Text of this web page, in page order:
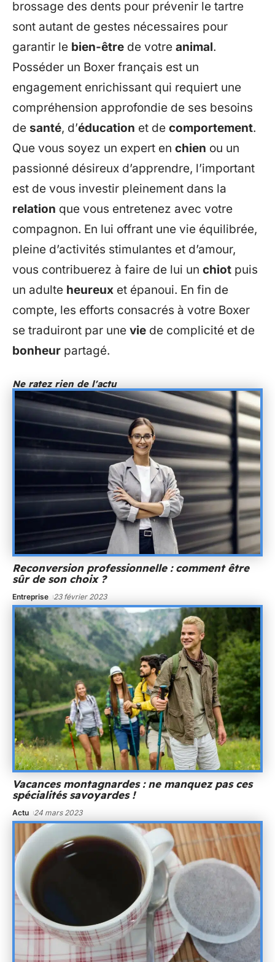
brossage des dents pour prévenir le tartre
sont autant de gestes nécessaires pour
garantir le bien-être de votre animal.
Posséder un Boxer français est un
engagement enrichissant qui requiert une
compréhension approfondie de ses besoins
de santé, d’éducation et de comportement.
Que vous soyez un expert en chien ou un
passionné désireux d’apprendre, l’important
est de vous investir pleinement dans la
relation que vous entretenez avec votre
compagnon. En lui offrant une vie équilibrée,
pleine d’activités stimulantes et d’amour,
vous contribuerez à faire de lui un chiot puis
un adulte heureux et épanoui. En fin de
compte, les efforts consacrés à votre Boxer
se traduiront par une vie de complicité et de
bonheur partagé.
Ne ratez rien de l'actu
Reconversion professionnelle : comment être
sûr de son choix ?
Entreprise 23 février 2023
Vacances montagnardes : ne manquez pas ces
spécialités savoyardes !
Actu 24 mars 2023